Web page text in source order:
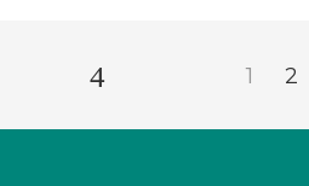
1 2